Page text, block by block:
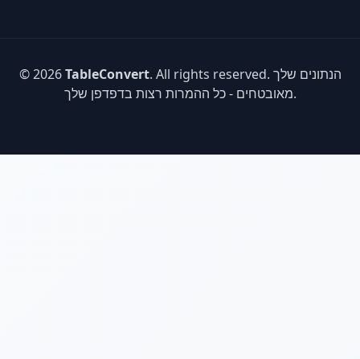
© 2026TableConvert. All rights reserved. הנתונים שלך
מאובטחים - כל ההמרות רצות בדפדפן שלך.